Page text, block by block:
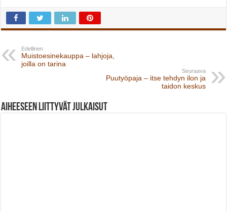
Edellinen
Muistoesinekauppa – lahjoja,
joilla on tarina
Seuraava
Puutyöpaja – itse tehdyn ilon ja
taidon keskus
Aiheeseen liittyvät julkaisut